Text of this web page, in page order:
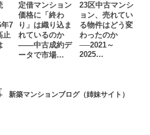
7
止
定借マンション
価格に「終わ
り」は織り込ま
れているのか
――中古成約デ
ータで市場…
23区中古マンシ
ョン、売れてい
る物件はどう変
わったのか
──2021～
2025…
新築マンションブログ（姉妹サイト）